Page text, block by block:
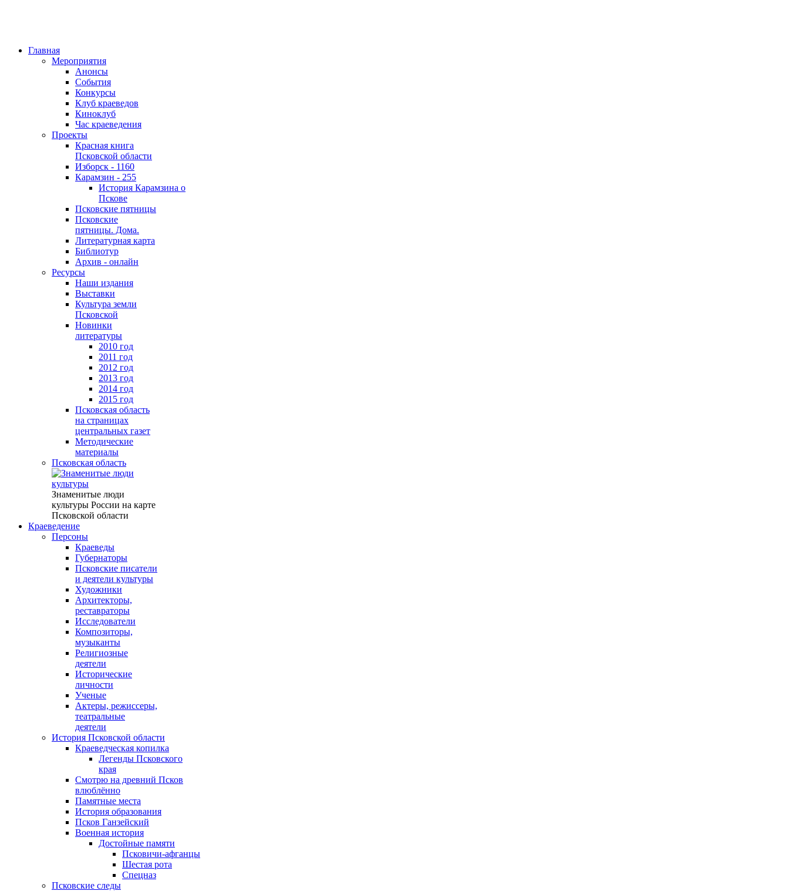
Главная
Мероприятия
Анонсы
События
Конкурсы
Клуб краеведов
Киноклуб
Час краеведения
Проекты
Красная книга
Псковской области
Изборск - 1160
Карамзин - 255
История Карамзина о
Пскове
Псковские пятницы
Псковские
пятницы. Дома.
Литературная карта
Библиотур
Архив - онлайн
Ресурсы
Наши издания
Выставки
Культура земли
Псковской
Новинки
литературы
2010 год
2011 год
2012 год
2013 год
2014 год
2015 год
Псковская область
на страницах
центральных газет
Методические
материалы
Псковская область
Знаменитые люди
культуры России на карте
Псковской области
Краеведение
Персоны
Краеведы
Губернаторы
Псковские писатели
и деятели культуры
Художники
Архитекторы,
реставраторы
Исследователи
Композиторы,
музыканты
Религиозные
деятели
Исторические
личности
Ученые
Актеры, режиссеры,
театральные
деятели
История Псковской области
Краеведческая копилка
Легенды Псковского
края
Смотрю на древний Псков
влюблённо
Памятные места
История образования
Псков Ганзейский
Военная история
Достойные памяти
Псковичи-афганцы
Шестая рота
Спецназ
Псковские следы